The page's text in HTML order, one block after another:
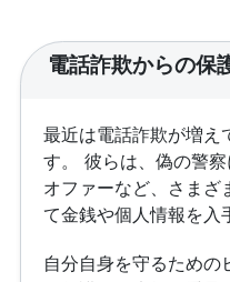
電話詐欺からの保
最近は電話詐欺が増え
す。 彼らは、偽の警
オファーなど、さまざ
て金銭や個人情報を入
自分自身を守るため